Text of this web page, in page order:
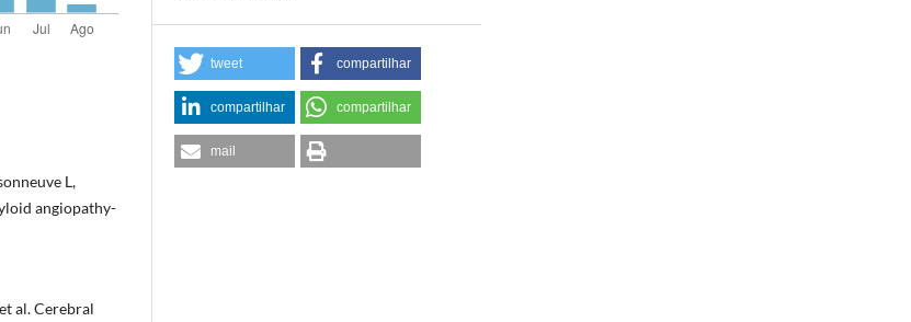
L,
angiopathy-
al. Cerebral
tweet compartilhar
compartilhar compartilhar
mail